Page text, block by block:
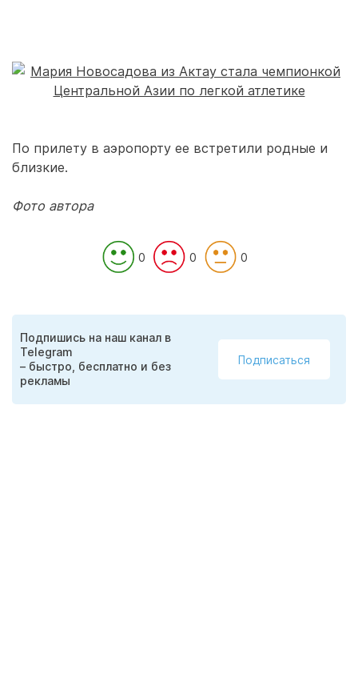
По прилету в аэропорту ее встретили родные и
близкие.
Фото автора
0 0 0
Подпишись на наш канал в
Telegram
– быстро, бесплатно и без
рекламы
Подписаться